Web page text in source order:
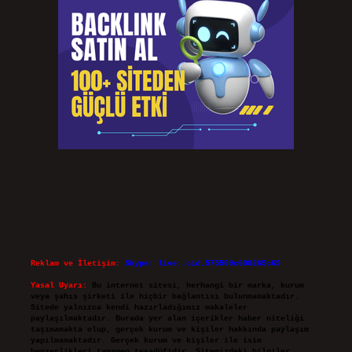
Reklam ve İletişim: Skype: live:.cid.575569c608265c69
Yasal Uyarı:
Bu internet sitesi, herhangi bir marka, kurum
veya şahıs şirketi ile hiçbir bağlantısı bulunmamaktadır.
Sitede yalnızca kendi hazırladığımız makaleler
paylaşılmaktadır. Burada yer alan içerikler haber niteliği
taşımamakta olup, gerçek kurum ve kişiler hakkında paylaşım
yapılmamaktadır. Gerçek kurum ve kişiler ile isim